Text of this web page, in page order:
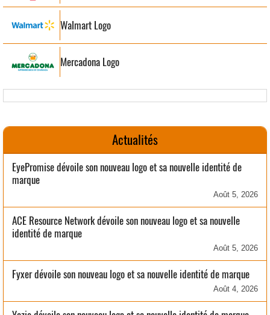
Walmart Logo
Mercadona Logo
Actualités
EyePromise dévoile son nouveau logo et sa nouvelle identité de
marque
Août 5, 2026
ACE Resource Network dévoile son nouveau logo et sa nouvelle
identité de marque
Août 5, 2026
Fyxer dévoile son nouveau logo et sa nouvelle identité de marque
Août 4, 2026